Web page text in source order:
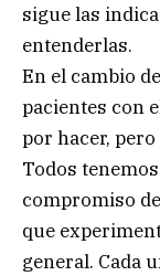
sigue las
entenderlas.
En el cambio
pacientes con
por hacer,
Todos
compromiso
que
general. Cada